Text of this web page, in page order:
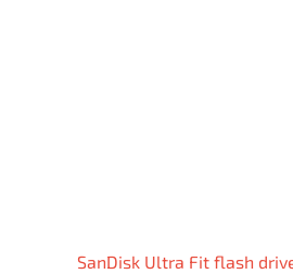
SanDisk Ultra Fit flash drive